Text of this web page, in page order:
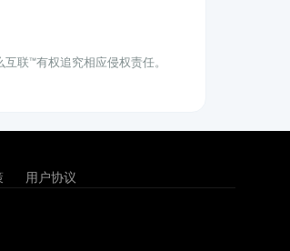
联™有权追究相应侵权责任。
用户协议